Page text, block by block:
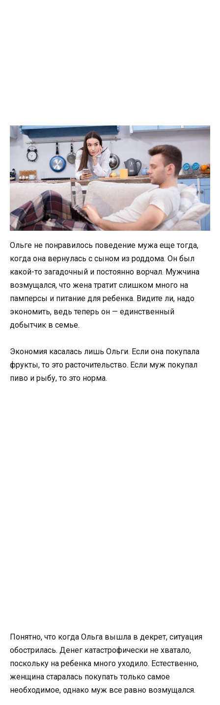
Ольге не понравилось поведение мужа еще тогда,
когда она вернулась с сыном из роддома. Он был
какой-то загадочный и постоянно ворчал. Мужчина
возмущался, что жена тратит слишком много на
памперсы и питание для ребенка. Видите ли, надо
экономить, ведь теперь он — единственный
добытчик в семье.
Экономия касалась лишь Ольги. Если она покупала
фрукты, то это расточительство. Если муж покупал
пиво и рыбу, то это норма.
Понятно, что когда Ольга вышла в декрет, ситуация
обострилась. Денег катастрофически не хватало,
поскольку на ребенка много уходило. Естественно,
женщина старалась покупать только самое
необходимое, однако муж все равно возмущался.